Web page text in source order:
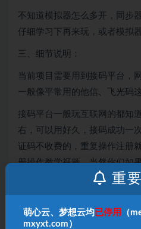
不知道模拟器怎么多开，同步
仔细学习下再来玩，或者模拟
三、细节说明：
当前项目需要用到接码平台，
一般像平常用的他信、飞光码
接码平台一般玩互联网的都知
右，可以用好久，接码成功一
证码不收费的，重复操作注册
册操作教学视频，当然你们如
们自己的，接码平台操作步骤
操作，网盘内均配备详细视频
重
萌心云、梦想云均 已停用
（
mxyxt.com）